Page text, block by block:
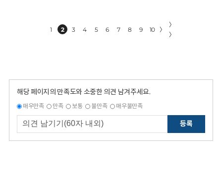
1 2 3 4 5 6 7 8 9 10 〉
〉
〉
해당 페이지의 만족도와 소중한 의견 남겨주세요.
매우만족 만족 보통 불만족 매우불만족
등록